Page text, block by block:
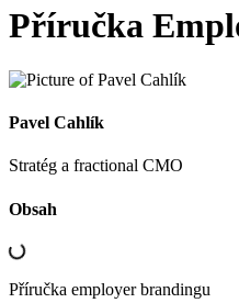
Příručka
Pavel Cahlík
Stratég a fractional CMO
Obsah
Příručka employer brandingu